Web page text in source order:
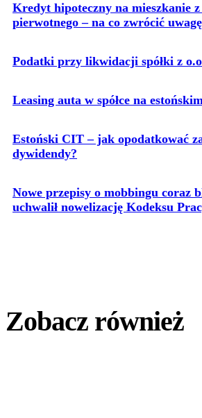
Kredyt hipoteczny na mieszkanie
pierwotnego – na co zwrócić
Podatki przy likwidacji spółki z
Leasing auta w spółce na
Estoński CIT – jak opodatkować
dywidendy?
Nowe przepisy o mobbingu coraz
uchwalił nowelizację Kodeksu
Zobacz również